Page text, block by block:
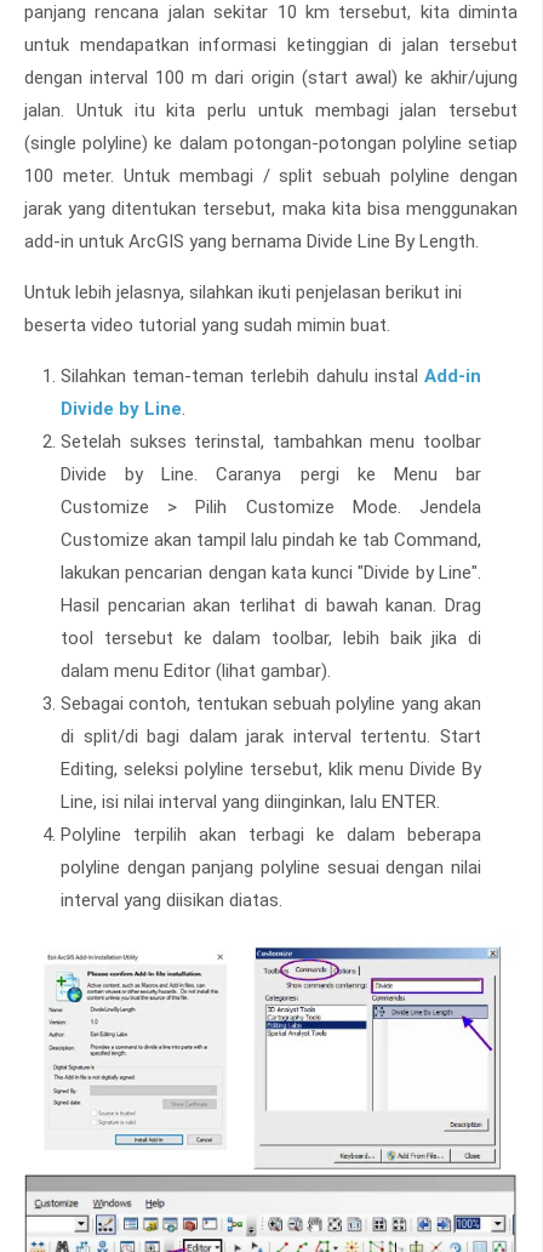
panjang rencana jalan sekitar 10 km tersebut, kita diminta
untuk mendapatkan informasi ketinggian di jalan tersebut
dengan interval 100 m dari origin (start awal) ke akhir/ujung
jalan. Untuk itu kita perlu untuk membagi jalan tersebut
(single polyline) ke dalam potongan-potongan polyline setiap
100 meter. Untuk membagi / split sebuah polyline dengan
jarak yang ditentukan tersebut, maka kita bisa menggunakan
add-in untuk ArcGIS yang bernama Divide Line By Length.
Untuk lebih jelasnya, silahkan ikuti penjelasan berikut ini
beserta video tutorial yang sudah mimin buat.
Silahkan teman-teman terlebih dahulu instal Add-in
Divide by Line.
Setelah sukses terinstal, tambahkan menu toolbar
Divide by Line. Caranya pergi ke Menu bar
Customize > Pilih Customize Mode. Jendela
Customize akan tampil lalu pindah ke tab Command,
lakukan pencarian dengan kata kunci "Divide by Line".
Hasil pencarian akan terlihat di bawah kanan. Drag
tool tersebut ke dalam toolbar, lebih baik jika di
dalam menu Editor (lihat gambar).
Sebagai contoh, tentukan sebuah polyline yang akan
di split/di bagi dalam jarak interval tertentu. Start
Editing, seleksi polyline tersebut, klik menu Divide By
Line, isi nilai interval yang diinginkan, lalu ENTER.
Polyline terpilih akan terbagi ke dalam beberapa
polyline dengan panjang polyline sesuai dengan nilai
interval yang diisikan diatas.